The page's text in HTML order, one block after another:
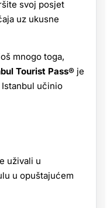
svoj posjet
uz ukusne
mnogo toga,
Tourist Pass® je
učinio
uživali u
u opuštajućem